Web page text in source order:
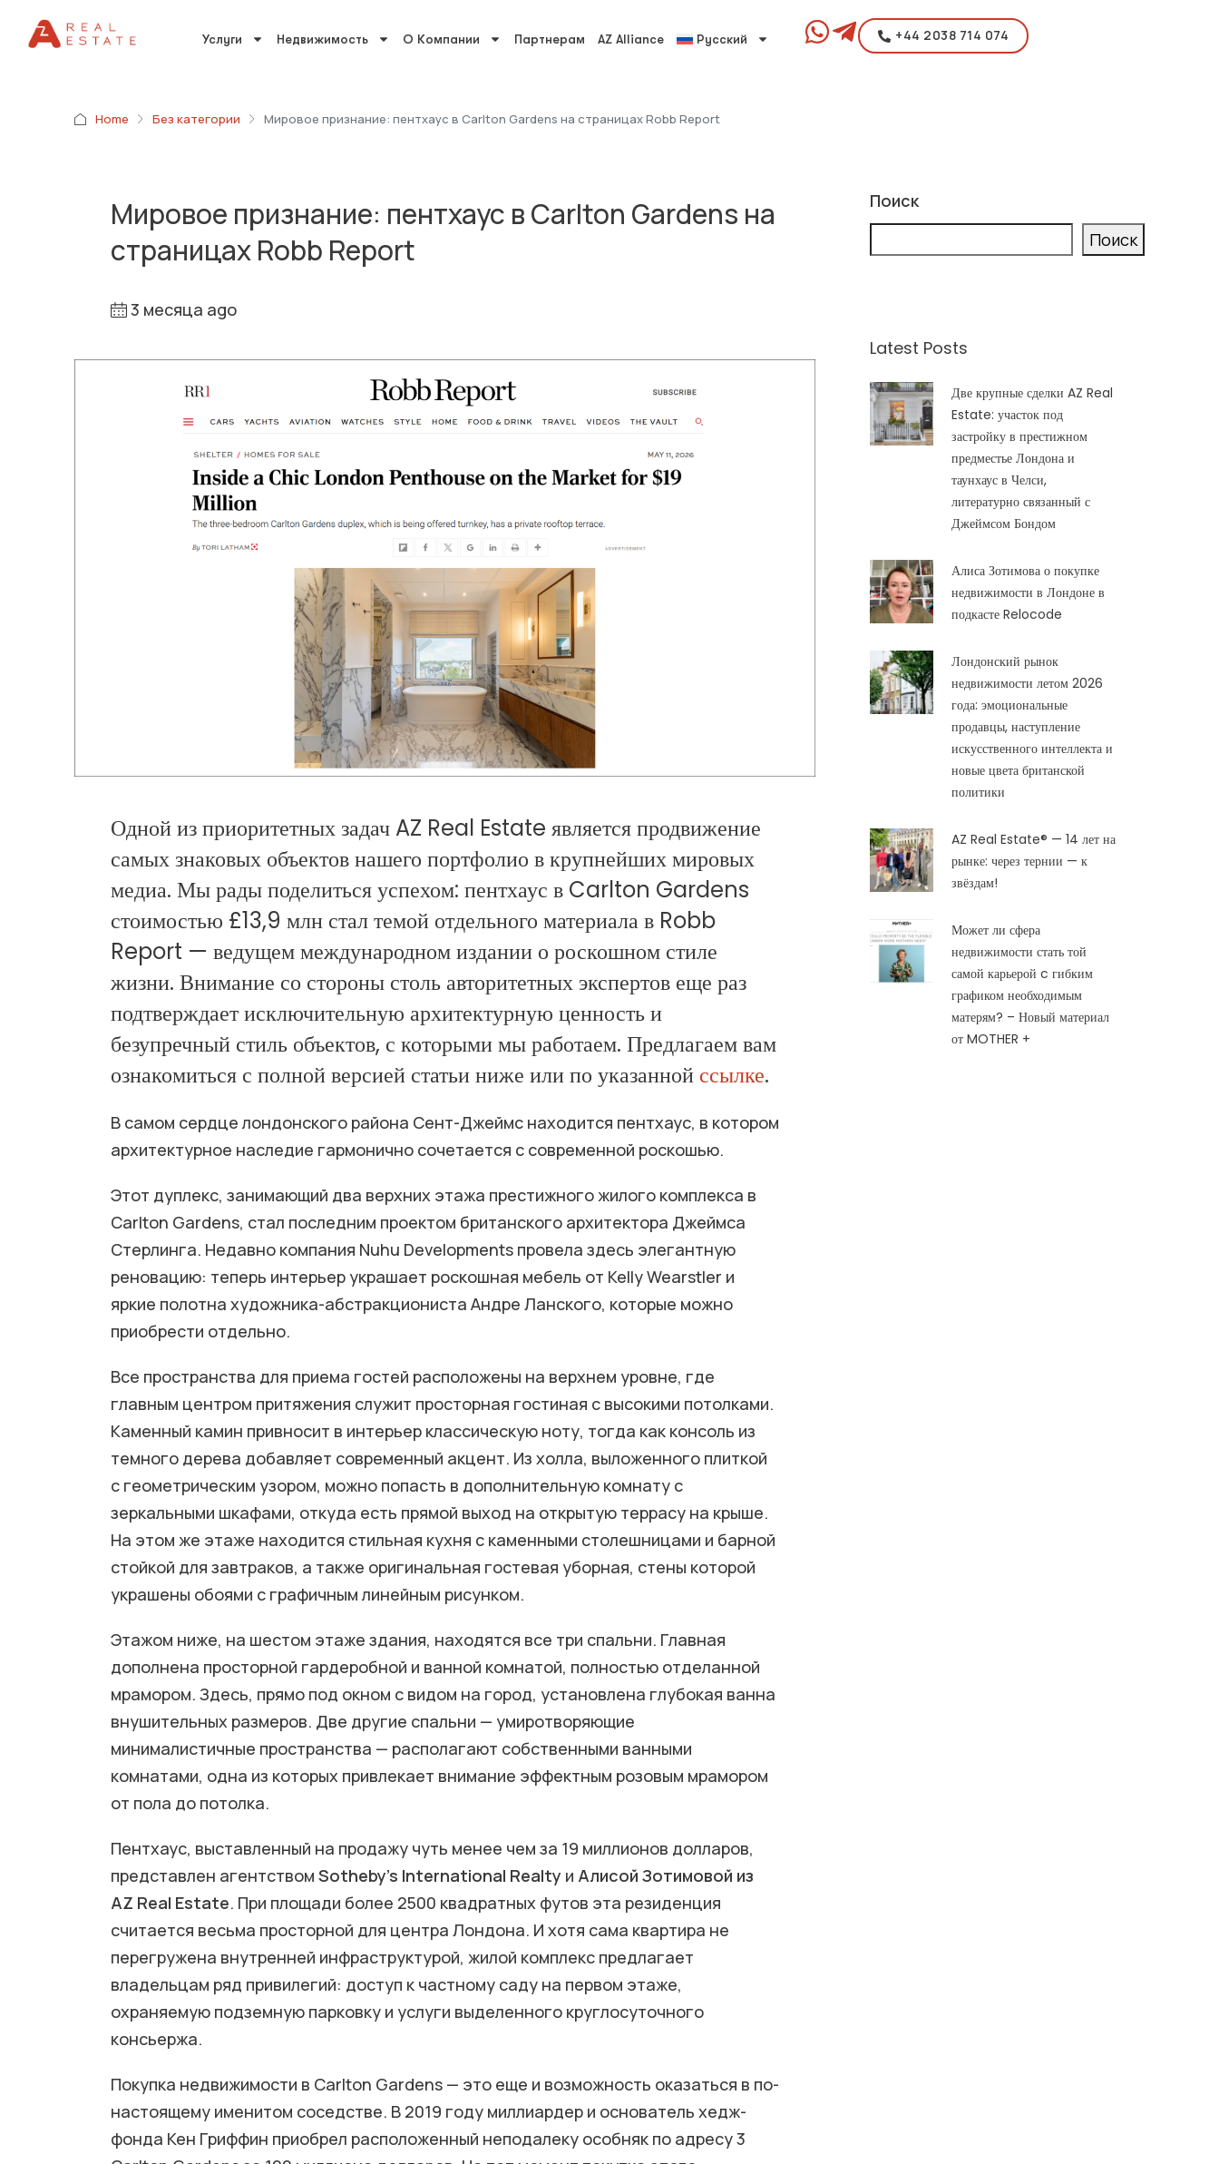
Услуги Недвижимость О Компании Партнерам AZ Alliance Русский +44 2038 714 074
Home Без категории Мировое признание: пентхаус в Carlton Gardens на страницах Robb Report
Мировое признание: пентхаус в Carlton Gardens на
страницах Robb Report
3 месяца ago
Одной из приоритетных задач AZ Real Estate является продвижение
самых знаковых объектов нашего портфолио в крупнейших мировых
медиа. Мы рады поделиться успехом: пентхаус в Carlton Gardens
стоимостью £13,9 млн стал темой отдельного материала в Robb
Report — ведущем международном издании о роскошном стиле
жизни. Внимание со стороны столь авторитетных экспертов еще раз
подтверждает исключительную архитектурную ценность и
безупречный стиль объектов, с которыми мы работаем. Предлагаем вам
ознакомиться с полной версией статьи ниже или по указанной ссылке.
В самом сердце лондонского района Сент-Джеймс находится пентхаус, в котором
архитектурное наследие гармонично сочетается с современной роскошью.
Этот дуплекс, занимающий два верхних этажа престижного жилого комплекса в
Carlton Gardens, стал последним проектом британского архитектора Джеймса
Стерлинга. Недавно компания Nuhu Developments провела здесь элегантную
реновацию: теперь интерьер украшает роскошная мебель от Kelly Wearstler и
яркие полотна художника-абстракциониста Андре Ланского, которые можно
приобрести отдельно.
Все пространства для приема гостей расположены на верхнем уровне, где
главным центром притяжения служит просторная гостиная с высокими потолками.
Каменный камин привносит в интерьер классическую ноту, тогда как консоль из
темного дерева добавляет современный акцент. Из холла, выложенного плиткой
с геометрическим узором, можно попасть в дополнительную комнату с
зеркальными шкафами, откуда есть прямой выход на открытую террасу на крыше.
На этом же этаже находится стильная кухня с каменными столешницами и барной
стойкой для завтраков, а также оригинальная гостевая уборная, стены которой
украшены обоями с графичным линейным рисунком.
Этажом ниже, на шестом этаже здания, находятся все три спальни. Главная
дополнена просторной гардеробной и ванной комнатой, полностью отделанной
мрамором. Здесь, прямо под окном с видом на город, установлена глубокая ванна
внушительных размеров. Две другие спальни — умиротворяющие
минималистичные пространства — располагают собственными ванными
комнатами, одна из которых привлекает внимание эффектным розовым мрамором
от пола до потолка.
Пентхаус, выставленный на продажу чуть менее чем за 19 миллионов долларов,
представлен агентством Sotheby’s International Realty и Алисой Зотимовой из
AZ Real Estate. При площади более 2500 квадратных футов эта резиденция
считается весьма просторной для центра Лондона. И хотя сама квартира не
перегружена внутренней инфраструктурой, жилой комплекс предлагает
владельцам ряд привилегий: доступ к частному саду на первом этаже,
охраняемую подземную парковку и услуги выделенного круглосуточного
консьержа.
Покупка недвижимости в Carlton Gardens — это еще и возможность оказаться в по-
настоящему именитом соседстве. В 2019 году миллиардер и основатель хедж-
фонда Кен Гриффин приобрел расположенный неподалеку особняк по адресу 3
Поиск
Поиск
Latest Posts
Две крупные сделки AZ Real
Estate: участок под
застройку в престижном
предместье Лондона и
таунхаус в Челси,
литературно связанный с
Джеймсом Бондом
Алиса Зотимова о покупке
недвижимости в Лондоне в
подкасте Relocode
Лондонский рынок
недвижимости летом 2026
года: эмоциональные
продавцы, наступление
искусственного интеллекта и
новые цвета британской
политики
AZ Real Estate® — 14 лет на
рынке: через тернии — к
звёздам!
Может ли сфера
недвижимости стать той
самой карьерой c гибким
графиком необходимым
матерям? – Новый материал
от MOTHER +